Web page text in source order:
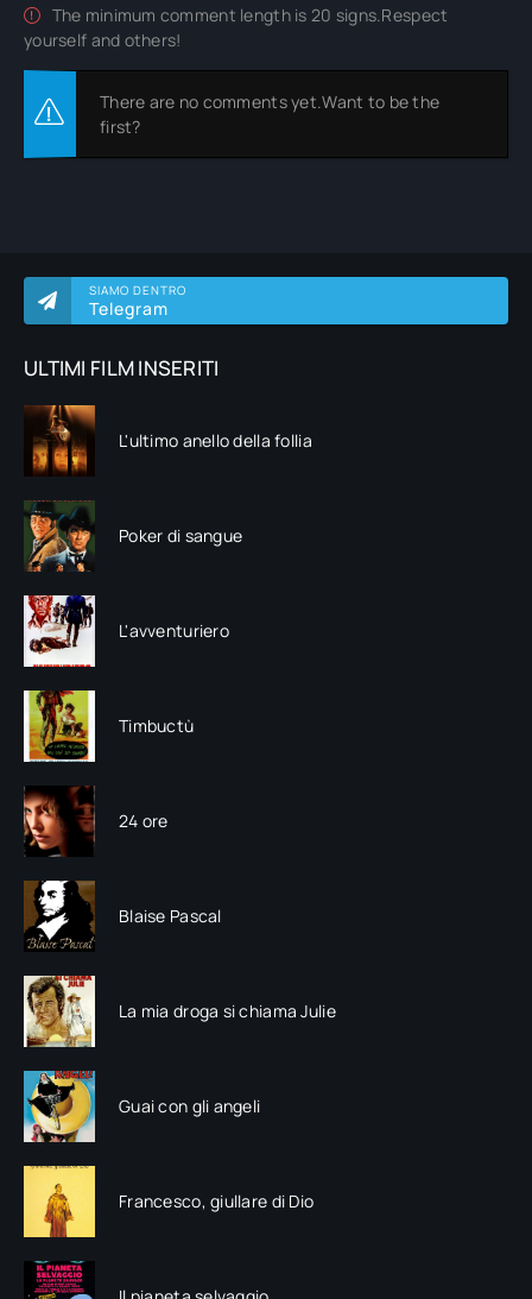
SIAMO DENTRO
Telegram
ULTIMI FILM INSERITI
L'ultimo anello della follia
Poker di sangue
L'avventuriero
Timbuctù
24 ore
Blaise Pascal
La mia droga si chiama Julie
Guai con gli angeli
Francesco, giullare di Dio
The minimum comment length is 20 signs.Respect
yourself and others!
There are no comments yet.Want to be the
first?